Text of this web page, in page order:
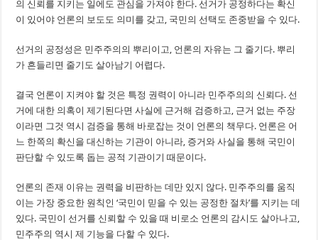
의 신뢰를 지키는 일에도 관심을 가져야 한다. 선거가 공정하다는 확신
이 있어야 언론의 보도도 의미를 갖고, 국민의 선택도 존중받을 수 있다.
선거의 공정성은 민주주의의 뿌리이고, 언론의 자유는 그 줄기다. 뿌리
가 흔들리면 줄기도 살아남기 어렵다.
결국 언론이 지켜야 할 것은 특정 권력이 아니라 민주주의의 신뢰다. 선
거에 대한 의혹이 제기된다면 사실에 근거해 검증하고, 근거 없는 주장
이라면 그것 역시 검증을 통해 바로잡는 것이 언론의 책무다. 언론은 어
느 한쪽의 확신을 대신하는 기관이 아니라, 증거와 사실을 통해 국민이
판단할 수 있도록 돕는 공적 기관이기 때문이다.
언론의 존재 이유는 권력을 비판하는 데만 있지 않다. 민주주의를 움직
이는 가장 중요한 원칙인 ‘국민이 믿을 수 있는 공정한 절차’를 지키는 데
있다. 국민이 선거를 신뢰할 수 있을 때 비로소 언론의 감시도 살아나고,
민주주의 역시 제 기능을 다할 수 있다.